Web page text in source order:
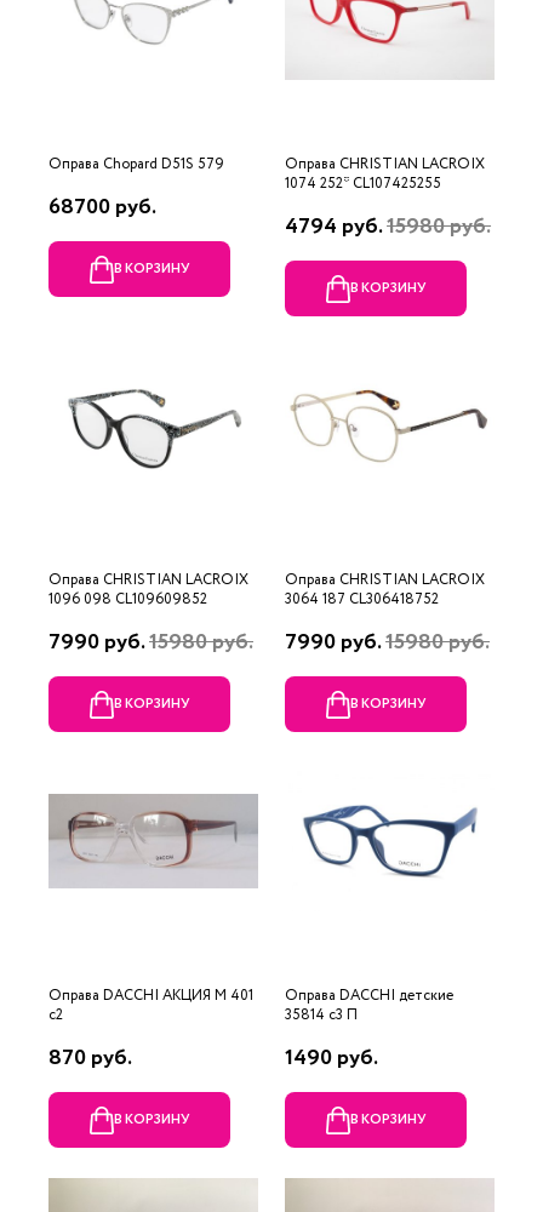
Оправа Chopard D51S 579
68700 руб.
В КОРЗИНУ
Оправа CHRISTIAN LACROIX
1074 252* CL107425255
4794 руб.15980 руб.
В КОРЗИНУ
Оправа CHRISTIAN LACROIX
1096 098 CL109609852
7990 руб.15980 руб.
В КОРЗИНУ
Оправа CHRISTIAN LACROIX
3064 187 CL306418752
7990 руб.15980 руб.
В КОРЗИНУ
Оправа DACCHI АКЦИЯ М 401
c2
870 руб.
В КОРЗИНУ
Оправа DACCHI детские
35814 c3 П
1490 руб.
В КОРЗИНУ